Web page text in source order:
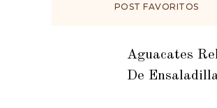
POST FAVORITOS
Aguacates
De